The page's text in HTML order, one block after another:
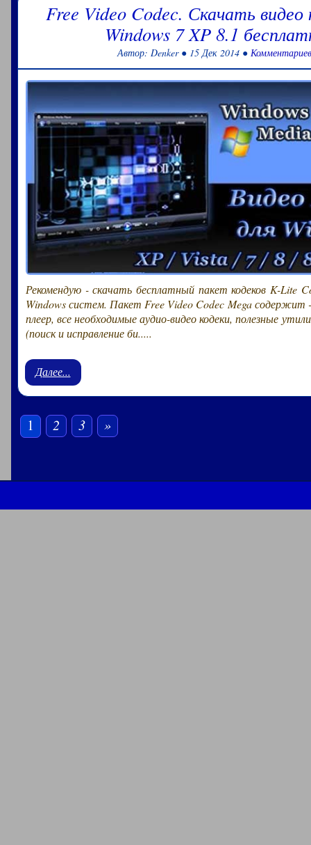
Free Video Codec. Скачать видео
Windows 7 XP 8.1
Автор: Denker ● 15 Дек 2014 ●
Рекомендую - скачать бесплатный пакет кодеков K-Lite
Windows систем. Пакет Free Video Codec Mega содержит
плеер, все необходимые аудио-видео кодеки, полезные
(поиск и исправление би.....
Далее...
1 2 3 »